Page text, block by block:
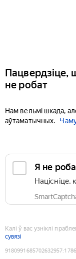
Пацвердзіце,
не робат
Нам вельмі шкада,
аўтаматычных.
Я не
Націсніце,
Калі ў вас узніклі
сувязі
9180991685702632957: